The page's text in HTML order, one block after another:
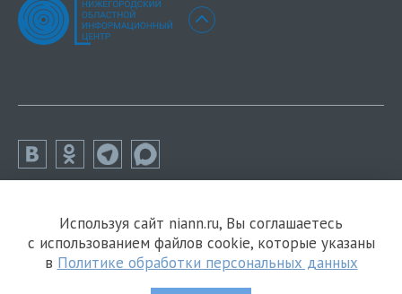
Используя сайт niann.ru, Вы соглашаетесь
с использованием файлов cookie, которые указаны
в Политике обработки персональных данных